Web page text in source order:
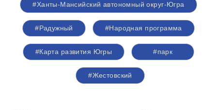
#Ханты-Мансийский автономный округ-Югра
#Радужный #Народная программа
#Карта развития Югры #парк
#Жестовский